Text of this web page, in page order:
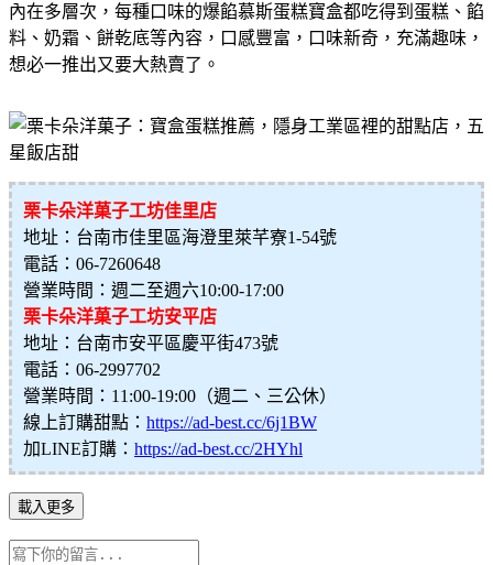
內在多層次，每種口味的爆餡慕斯蛋糕寶盒都吃得到蛋糕、餡
料、奶霜、餅乾底等內容，口感豐富，口味新奇，充滿趣味，
想必一推出又要大熱賣了。
栗卡朵洋菓子工坊佳里店
地址：台南市佳里區海澄里萊芊寮1-54號
電話：06-7260648
營業時間：週二至週六10:00-17:00
栗卡朵洋菓子工坊安平店
地址：台南市安平區慶平街473號
電話：06-2997702
營業時間：11:00-19:00（週二、三公休）
線上訂購甜點： https://ad-best.cc/6j1BW
加LINE訂購： https://ad-best.cc/2HYhl
載入更多